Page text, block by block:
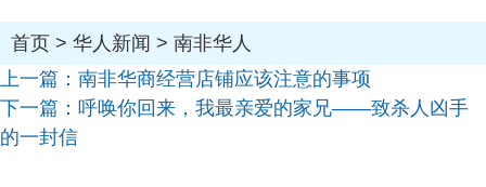
首页 > 华人新闻 > 南非华人
上一篇： 南非华商经营店铺应该注意的事项
下一篇： 呼唤你回来，我最亲爱的家兄——致杀人凶手
的一封信